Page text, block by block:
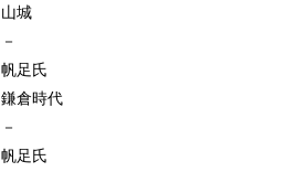
山城
－
帆足氏
鎌倉時代
－
帆足氏